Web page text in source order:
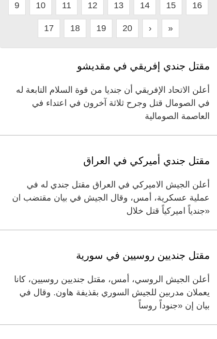
9 10 11 12 13 14 15 16
17 18 19 20 › »
مقتل جندي إفريقي في مقديشو
أعلن الاتحاد الإفريقي أن جنديا من قوة السلام التابعة له
في الصومال قتل وجرح ثلاثة آخرون في اعتداء في
العاصمة الصومالية
مقتل جندي أميركي في العراق
أعلن الجيش الاميركي في العراق مقتل جندي له في
عملية عسكرية، أمس، وقال الجيش في بيان مقتضب ان
«جندياً اميركياً قتل خلال
مقتل جنديين روسيين في سورية
أعلن الجيش الروسي، أمس، مقتل جنديين روسيين، كانا
يعملان مدربين للجيش السوري بقذيفة هاون. وقال في
بيان إن «جنوداً روساً